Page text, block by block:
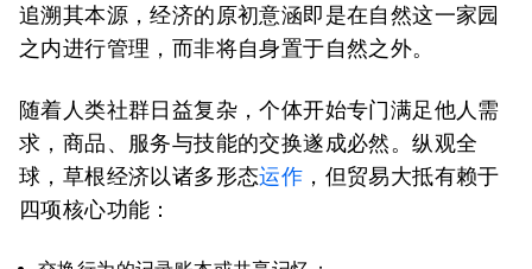
追溯其本源，经济的原初意涵即是在自然这一家园
之内进行管理，而非将自身置于自然之外。
随着人类社群日益复杂，个体开始专门满足他人需
求，商品、服务与技能的交换遂成必然。纵观全
球，草根经济以诸多形态运作 ，但贸易大抵有赖于
四项核心功能：